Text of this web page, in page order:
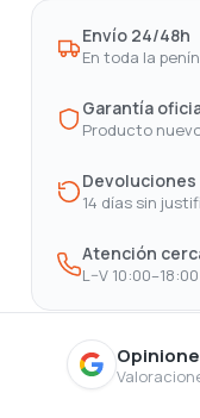
Envío 24/48h
En toda la
Garantía
Producto
Devoluciones
14 días sin
Atención
L–V 10:00–18:00